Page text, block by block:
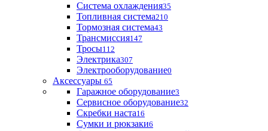
Система охлаждения35
Топливная система210
Тормозная система43
Трансмиссия147
Тросы112
Электрика307
Электрооборудование0
Аксессуары 65
Гаражное оборудование3
Сервисное оборудование32
Скребки наста16
Сумки и рюкзаки6